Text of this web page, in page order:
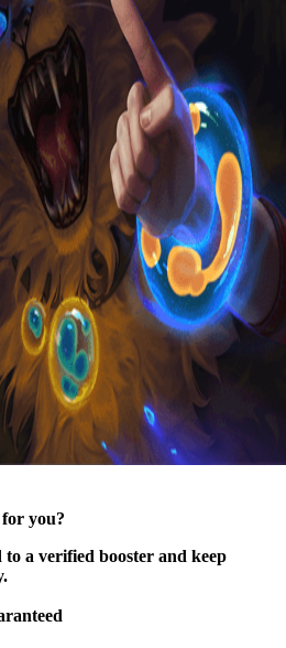
you?
a verified booster and keep